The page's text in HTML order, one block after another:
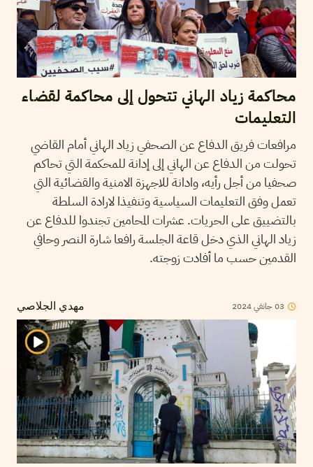
محاكمة زياد الهاني تتحول إلى محاكمة لقضاء
التعليمات
مرافعات فريق الدفاع عن الصحفي زياد الهاني أمام القاضي
تحولت من الدفاع عن الهاني إلى إدانة للمحكمة التي تحاكم
صحفيا من أجل رأيه، وادانة للاجهزة الامنية والقضائية التي
تعمل وفق التعليمات السياسية وتنفيذا لارادة السلطة
بالتضييق على الحريات. عشرات المحامين تجندوا للدفاع عن
زياد الهاني الذي دخل قاعة الجلسة رافعا شارة النصر وحافي
القدمين حسب ما أفادت زوجته.
مهدي الجلاصي 03جانفي2024